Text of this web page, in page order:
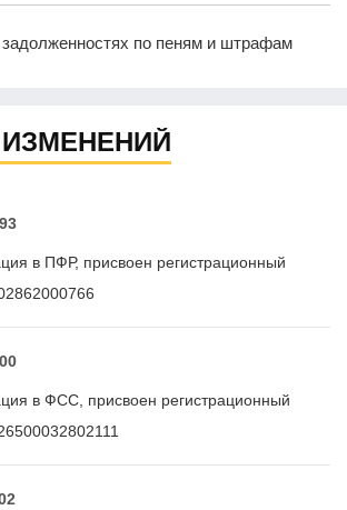
по пеням и штрафам
в ПФР, присвоен регистрационный
в ФСС, присвоен регистрационный